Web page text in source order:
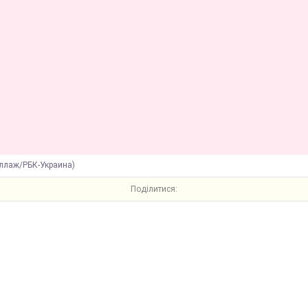
РБК-Украина)
Поділитися: